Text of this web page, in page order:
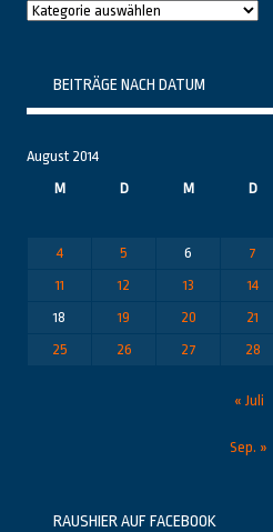
Raushier
BEITRÄGE NACH DATUM
August 2014
M
D M D
4
5 6 7
11
12 13 14
18
19 20 21
25
26 27 28
« Juli
Sep. »
RAUSHIER AUF FACEBOOK